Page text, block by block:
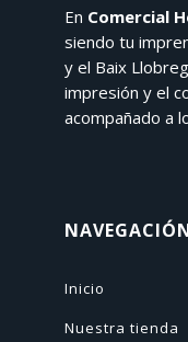
En Comercial
siendo tu
y el Baix
impresión y el
acompañado a
Inicio
Nuestra tienda